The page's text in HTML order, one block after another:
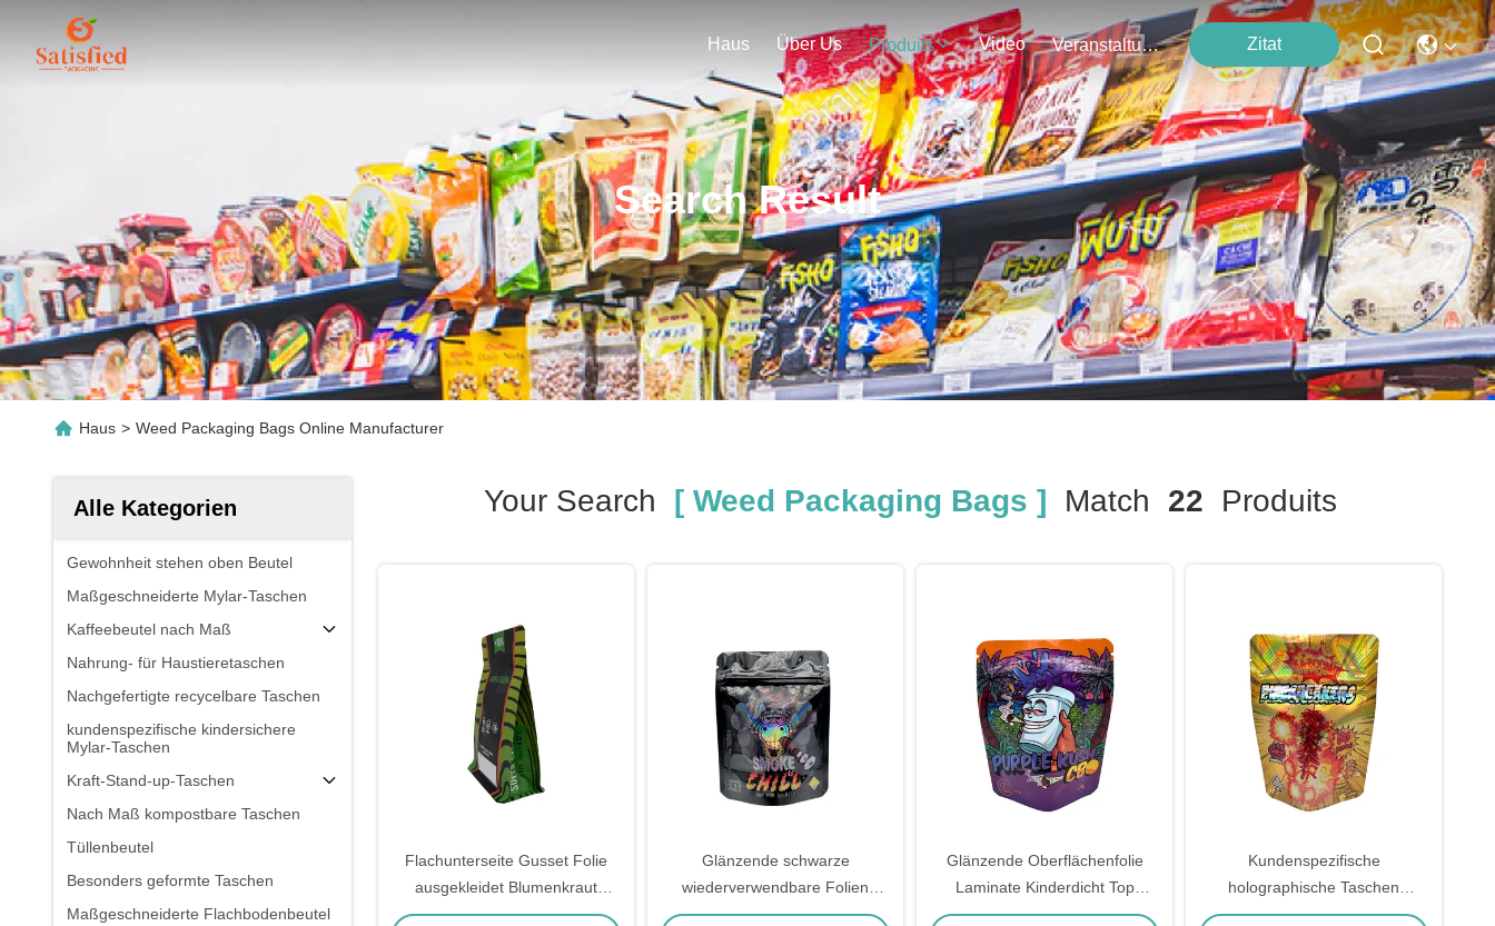
Haus Über Us Produits Video Veranstaltungen Zitat
Search Result
Haus > Weed Packaging Bags Online Manufacturer
Alle Kategorien
Gewohnheit stehen oben Beutel
Maßgeschneiderte Mylar-Taschen
Kaffeebeutel nach Maß
Nahrung- für Haustieretaschen
Nachgefertigte recycelbare Taschen
kundenspezifische kindersichere
Mylar-Taschen
Kraft-Stand-up-Taschen
Nach Maß kompostbare Taschen
Tüllenbeutel
Besonders geformte Taschen
Maßgeschneiderte Flachbodenbeutel
Your Search [ Weed Packaging Bags ] Match 22 Produits
Flachunterseite Gusset Folie
ausgekleidet Blumenkraut
Verpackungstüten mit
Glänzende schwarze
wiederverwendbare Folien
ausgekleidete Ziplock-
Glänzende Oberflächenfolie
Laminate Kinderdicht Top
Reißverschluss Taschen 3,5 G
Kundenspezifische
holographische Taschen
Verpackung 3,5 Gramm